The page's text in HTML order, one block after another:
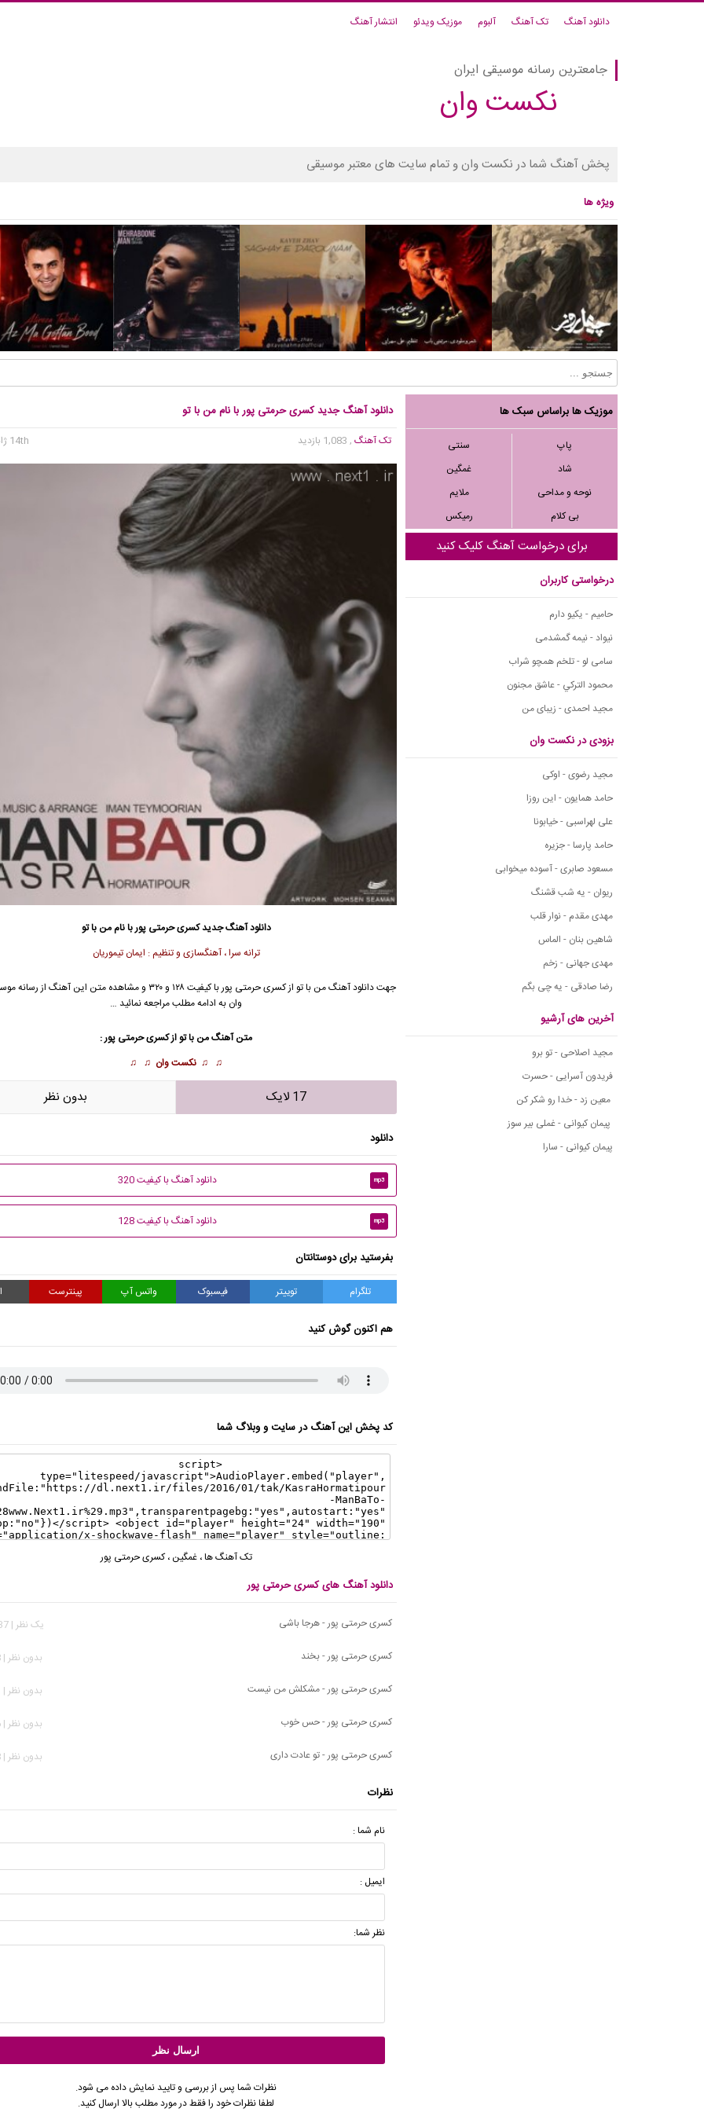
دانلود آهنگ تک آهنگ آلبوم موزیک ویدئو انتشار آهنگ
جامعترین رسانه موسیقی ایران
نکست وان
پخش آهنگ شما در نکست وان و تمام سایت های معتبر موسیقی
ویژه ها
موزیک ها براساس سبک ها
پاپ
سنتی
شاد
غمگین
نوحه و مداحی
ملایم
بی کلام
رمیکس
برای درخواست آهنگ کلیک کنید
درخواستی کاربران
حامیم - یکیو دارم
نیواد - نیمه گمشدمی
سامی لو - تلخم همچو شراب
محمود التركي - عاشق مجنون
مجید احمدی - زیبای من
بزودی در نکست وان
مجید رضوی - اوکی
حامد همایون - این روزا
علی لهراسبی - خیابونا
حامد پارسا - جزیره
مسعود صابری - آسوده میخوابی
ریوان - یه شب قشنگ
مهدی مقدم - نوار قلب
شاهین بنان - الماس
مهدی جهانی - زخم
رضا صادقی - یه چی بگم
آخرین های آرشیو
مجید اصلاحی - تو برو
فریدون آسرایی - حسرت
معین زد - خدا رو شکر کن
پیمان کیوانی - غملی بیر سوز
پیمان کیوانی - سارا
دانلود آهنگ جدید کسری حرمتی پور با نام من با تو
تک آهنگ, 1,083 بازدید 14th ژانویه 2016
دانلود آهنگ جدیدکسری حرمتی پوربا نام من با تو
ترانه سرا ، آهنگسازی و تنظیم : ایمان تیموریان
جهت دانلود آهنگ من با تو ازکسری حرمتی پور
با کیفیت ۱۲۸ و ۳۲۰ و مشاهده متن این آهنگ از
وان به ادامه مطلب مراجعه نمائید …
متن آهنگ من با تو از کسری حرمتی پور :
♫ ♫ نکست وان ♫ ♫
17 لایک بدون نظر
دانلود
mp3 دانلود آهنگ با کیفیت 320
mp3 دانلود آهنگ با کیفیت 128
بفرستید برای دوستانتان
تلگرام توییتر فیسبوک واتس آپ پینترست
هم اکنون گوش کنید
کد پخش این آهنگ در سایت و وبلاگ شما
تک آهنگ ها،غمگین ،کسری حرمتی پور
دانلود آهنگ های کسری حرمتی پور
کسری حرمتی پور - هرجا باشی
يک نظر | 2,837 بازدید
کسری حرمتی پور - بخند
بدون نظر | 868 بازدید
کسری حرمتی پور - مشکلش من نیست
بدون نظر | 953 بازدید
کسری حرمتی پور - حس خوب
بدون نظر | 956 بازدید
کسری حرمتی پور - تو عادت داری
بدون نظر | 898 بازدید
نظرات
نام شما :
ایمیل :
نظر شما:
نظرات شما پس از بررسی و تایید نمایش داده می شود.
لطفا نظرات خود را فقط در مورد مطلب بالا ارسال کنید.